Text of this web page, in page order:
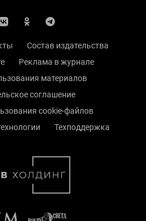
Состав издательства
Реклама в журнале
материалов
соглашение
cookie-файлов
Техподдержка